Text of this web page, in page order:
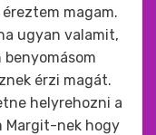
magam.
ugyan valamit,
érzi magát.
helyrehozni a
Margit-nek hogy